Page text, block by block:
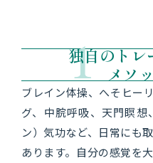
グ、中脘呼吸、天門瞑
ン）気功など、日常にも
あります。自分の感覚を
られることを大切にしてい